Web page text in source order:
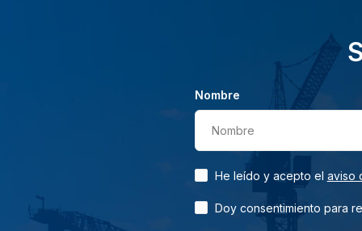
Nombre
Nombre
He leído y acepto el aviso
Doy consentimiento para